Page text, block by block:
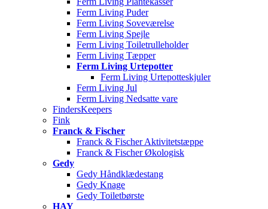
Ferm Living Puder
Ferm Living Soveværelse
Ferm Living Spejle
Ferm Living Toiletrulleholder
Ferm Living Tæpper
Ferm Living Urtepotter
Ferm Living Urtepotteskjuler
Ferm Living Jul
Ferm Living Nedsatte vare
FindersKeepers
Fink
Franck & Fischer
Franck & Fischer Aktivitetstæppe
Franck & Fischer Økologisk
Gedy
Gedy Håndklædestang
Gedy Knage
Gedy Toiletbørste
HAY